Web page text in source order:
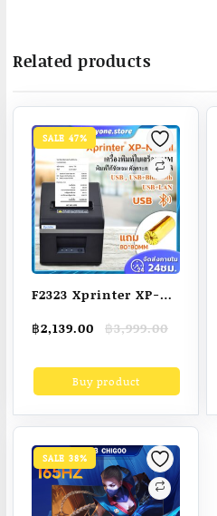
Related products
SALE 47%
F2323 Xprinter XP-
เสร็จ80MM receipt
เสร็จ-สลิป
กระดาษอัตโนมัติพิมพ์ได้
กว้างสุด80MM(พร้อม
ส่ง)
฿3,999.00
Original
was:
฿3,999.00.
฿2,139.00
Current
is:
฿2,139.00.Buy product
SALE 38%